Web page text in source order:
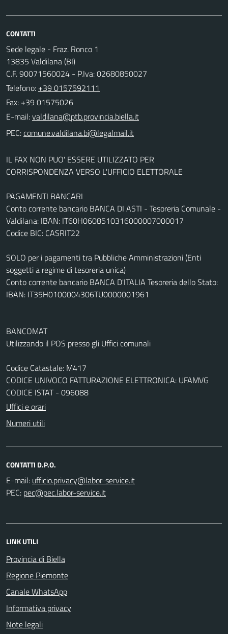
CONTATTI
Sede legale - Fraz. Ronco 1
13835 Valdilana (BI)
C.F. 90071560024 - P.Iva: 02680850027
Telefono: +39 0157592111
Fax: +39 01575026
E-mail:
PEC:
IL FAX NON PUO' ESSERE UTILIZZATO PER
CORRISPONDENZA VERSO L'UFFICIO ELETTORALE
PAGAMENTI BANCARI
Conto corrente bancario BANCA DI ASTI - Tesoreria Comunale -
Valdilana: IBAN: IT60H0608510316000007000017
Codice BIC: CASRIT22
SOLO per i pagamenti tra Pubbliche Amministrazioni (Enti
soggetti a regime di tesoreria unica)
Conto corrente bancario BANCA D'ITALIA Tesoreria dello Stato:
IBAN: IT35H0100004306TU0000001961
BANCOMAT
Utilizzando il POS presso gli Uffici comunali
Codice Catastale: M417
CODICE UNIVOCO FATTURAZIONE ELETTRONICA: UFAMVG
CODICE ISTAT - 096088
Uffici e orari
Numeri utili
CONTATTI D.P.O.
E-mail:
PEC:
LINK UTILI
Provincia di Biella
Regione Piemonte
Canale WhatsApp
Informativa privacy
Note legali